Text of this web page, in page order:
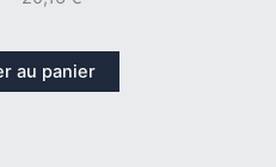
au panier